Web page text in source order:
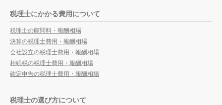
税理士にかかる費用について
税理士の顧問料・報酬相場
決算の税理士費用・報酬相場
会社設立の税理士費用・報酬相場
相続税の税理士費用・報酬相場
確定申告の税理士費用・報酬相場
税理士の選び方について